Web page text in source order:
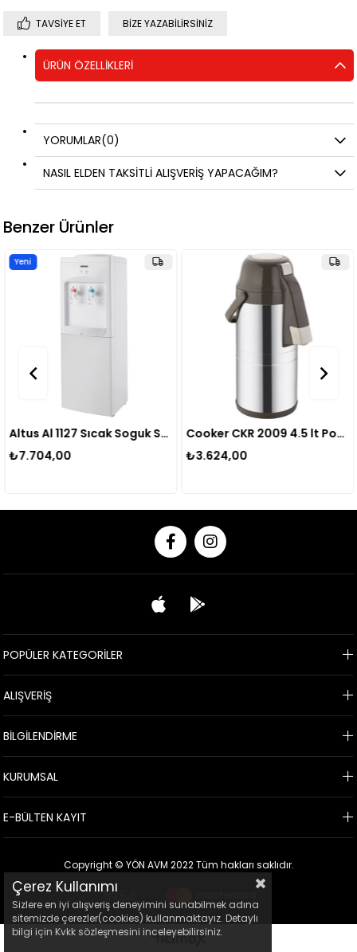
TAVSIYE ET BIZE YAZABILIRSINIZ
ÜRÜN ÖZELLIKLERI
YORUMLAR(0)
NASIL ELDEN TAKSİTLİ ALIŞVERİŞ YAPACAĞIM?
Benzer Ürünler
Altus Al 1127 Sıcak Soguk Su Sebılı
₺7.704,00
Yeni
Cooker CKR 2009 4.5 lt Pompalı Çelik Termos
₺3.624,00
POPÜLER KATEGORİLER
ALIŞVERİŞ
BİLGİLENDİRME
KURUMSAL
E-BÜLTEN KAYIT
Copyright © YÖN AVM 2022 Tüm hakları saklıdır.
Çerez Kullanımı
Sizlere en iyi alışveriş deneyimini sunabilmek adına
sitemizde çerezler(cookies) kullanmaktayız. Detaylı
bilgi için Kvkk sözleşmesini inceleyebilirsiniz.